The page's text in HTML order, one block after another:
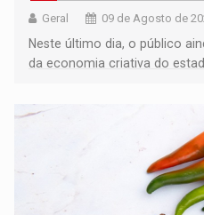
Geral 09 de Agosto de
Neste último dia, o público
da economia criativa do